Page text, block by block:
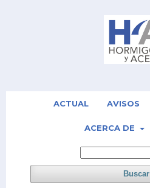
ACTUAL AVISOS
ACERCA DE
Buscar